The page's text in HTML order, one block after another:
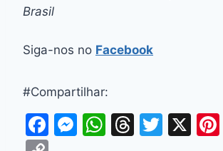
Brasil
Siga-nos no Facebook
#Compartilhar:
F
M W T
T
X